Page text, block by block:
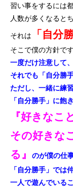
習い事をするには
人数が多くなると
それは 「自分
そこで僕の方針です
一度だけ注意して、
それでも「自分勝
ただし、一緒に練
「自分勝手」に飽
『好きなこ
その好きな
る』
のが僕の仕
「自分勝手」では
一人で遊んでいる